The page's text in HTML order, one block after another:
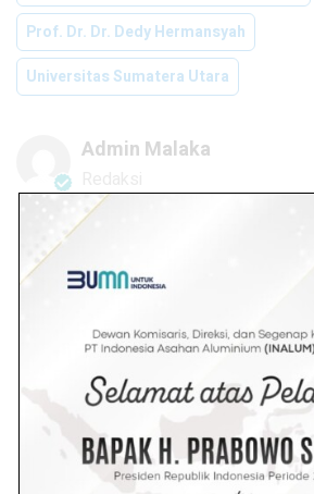
Prof. Dr. Dr. Dedy Hermansyah
Universitas Sumatera Utara
Admin Malaka